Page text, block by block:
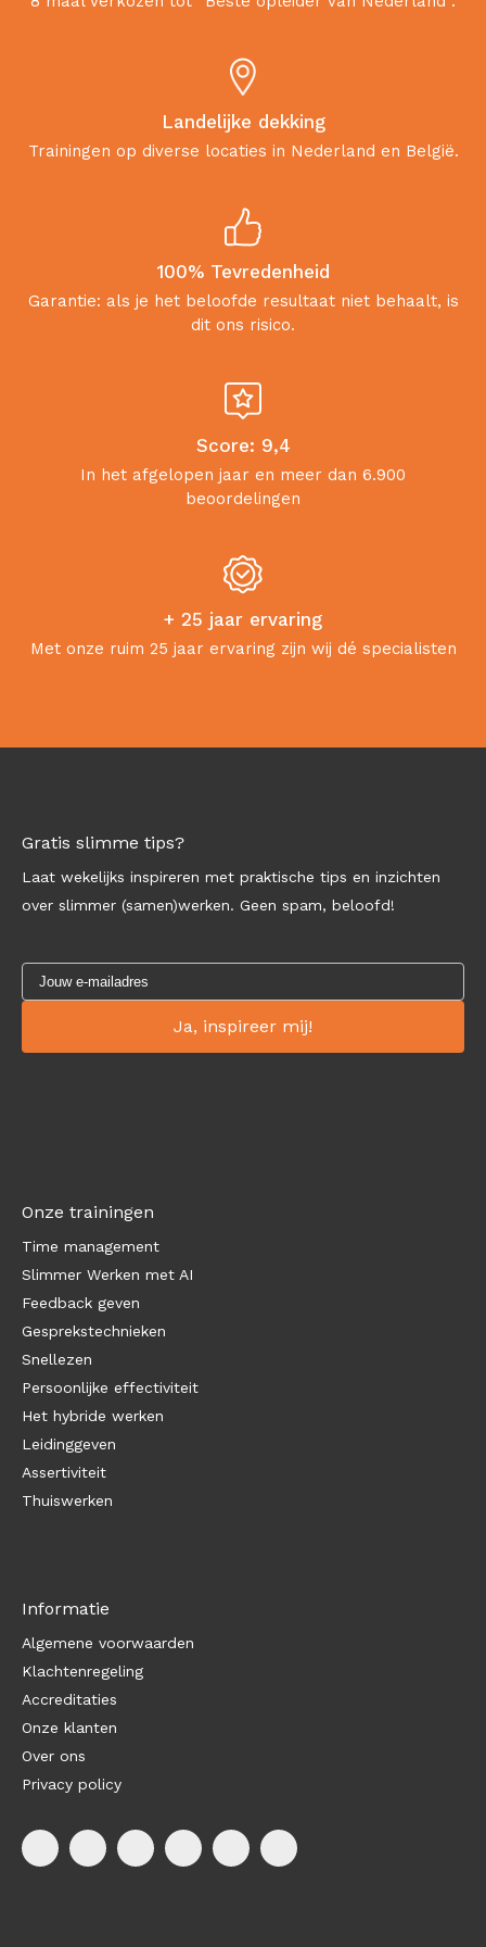
Landelijke dekking
Trainingen op diverse locaties in Nederland en België.
100% Tevredenheid
Garantie: als je het beloofde resultaat niet behaalt, is
dit ons risico.
Score: 9,4
In het afgelopen jaar en meer dan 6.900
beoordelingen
+ 25 jaar ervaring
Met onze ruim 25 jaar ervaring zijn wij dé specialisten
Gratis slimme tips?
Laat wekelijks inspireren met praktische tips en inzichten
over slimmer (samen)werken. Geen spam, beloofd!
Onze trainingen
Time management
Slimmer Werken met AI
Feedback geven
Gesprekstechnieken
Snellezen
Persoonlijke effectiviteit
Het hybride werken
Leidinggeven
Assertiviteit
Thuiswerken
Informatie
Algemene voorwaarden
Klachtenregeling
Accreditaties
Onze klanten
Over ons
Privacy policy